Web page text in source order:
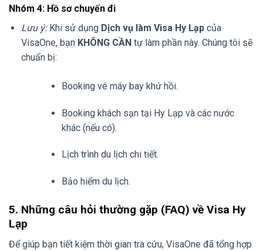
Nhóm 4: Hồ sơ chuyến đi
Lưu ý:Khi sử dụng Dịch vụ làm Visa Hy Lạpcủa
VisaOne, bạn KHÔNG CẦNtự làm phần này. Chúng tôi sẽ
chuẩn bị:
Booking vé máy bay khứ hồi.
Booking khách sạn tại Hy Lạp và các nước
khác (nếu có).
Lịch trình du lịch chi tiết.
Bảo hiểm du lịch.
5. Những câu hỏi thường gặp (FAQ) về Visa Hy
Lạp
Để giúp bạn tiết kiệm thời gian tra cứu, VisaOne đã tổng hợp